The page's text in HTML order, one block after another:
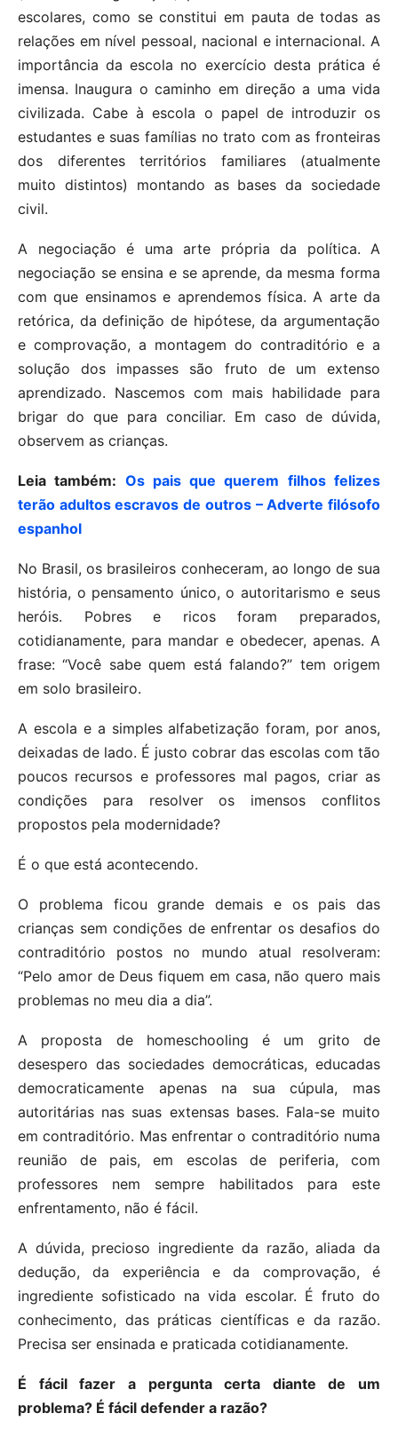
escolares, como se constitui em pauta de todas as
relações em nível pessoal, nacional e internacional. A
importância da escola no exercício desta prática é
imensa. Inaugura o caminho em direção a uma vida
civilizada. Cabe à escola o papel de introduzir os
estudantes e suas famílias no trato com as fronteiras
dos diferentes territórios familiares (atualmente
muito distintos) montando as bases da sociedade
civil.
A negociação é uma arte própria da política. A
negociação se ensina e se aprende, da mesma forma
com que ensinamos e aprendemos física. A arte da
retórica, da definição de hipótese, da argumentação
e comprovação, a montagem do contraditório e a
solução dos impasses são fruto de um extenso
aprendizado. Nascemos com mais habilidade para
brigar do que para conciliar. Em caso de dúvida,
observem as crianças.
Leia também: Os pais que querem filhos felizes
terão adultos escravos de outros – Adverte filósofo
espanhol
No Brasil, os brasileiros conheceram, ao longo de sua
história, o pensamento único, o autoritarismo e seus
heróis. Pobres e ricos foram preparados,
cotidianamente, para mandar e obedecer, apenas. A
frase: “Você sabe quem está falando?” tem origem
em solo brasileiro.
A escola e a simples alfabetização foram, por anos,
deixadas de lado. É justo cobrar das escolas com tão
poucos recursos e professores mal pagos, criar as
condições para resolver os imensos conflitos
propostos pela modernidade?
É o que está acontecendo.
O problema ficou grande demais e os pais das
crianças sem condições de enfrentar os desafios do
contraditório postos no mundo atual resolveram:
“Pelo amor de Deus fiquem em casa, não quero mais
problemas no meu dia a dia”.
A proposta de homeschooling é um grito de
desespero das sociedades democráticas, educadas
democraticamente apenas na sua cúpula, mas
autoritárias nas suas extensas bases. Fala-se muito
em contraditório. Mas enfrentar o contraditório numa
reunião de pais, em escolas de periferia, com
professores nem sempre habilitados para este
enfrentamento, não é fácil.
A dúvida, precioso ingrediente da razão, aliada da
dedução, da experiência e da comprovação, é
ingrediente sofisticado na vida escolar. É fruto do
conhecimento, das práticas científicas e da razão.
Precisa ser ensinada e praticada cotidianamente.
É fácil fazer a pergunta certa diante de um
problema? É fácil defender a razão?